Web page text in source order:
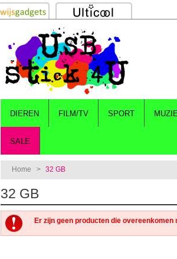
DIEREN FILM/TV SPORT
SALE
Home > 32 GB
32 GB
Er zijn geen producten die overeenkomen